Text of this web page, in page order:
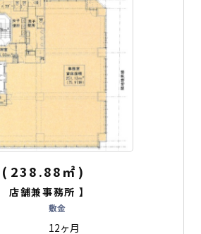
( 238.88㎡ )
店舗兼事務所 】
敷金
12ヶ月